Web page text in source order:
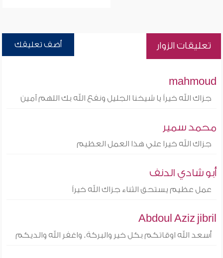
تعليقات الزوار أضف تعليقك
mahmoud
جزاك الله خيراً يا شيخنا الجليل ونفع الله بك اللهم آمين
محمد سمير
جزاك الله خيرا علي هذا العمل العظيم
أبو شادي الدنف
عمل عظيم يستحق الثناء جزاك الله خيراً
Abdoul Aziz jibril
أسعد الله اوقاتكم بكل خير والبركة. واغفر الله والديكم